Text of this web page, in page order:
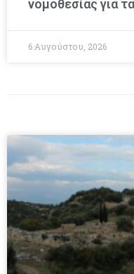
νομοθεσίας για
6 Αυγούστου, 2026